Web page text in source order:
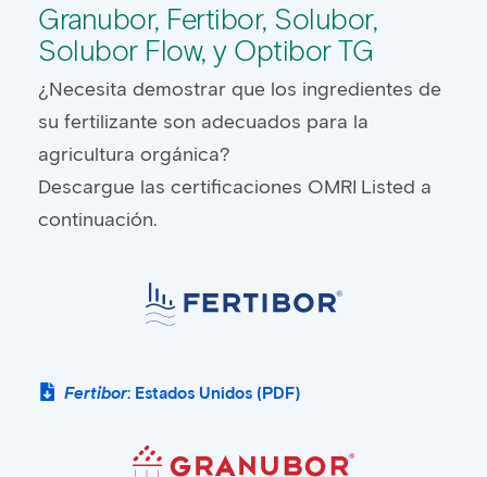
Granubor, Fertibor, Solubor,
Solubor Flow, y Optibor TG
¿Necesita demostrar que los ingredientes de
su fertilizante son adecuados para la
agricultura orgánica?
Descargue las certificaciones OMRI Listed a
continuación.
Fertibor: Estados Unidos (PDF)